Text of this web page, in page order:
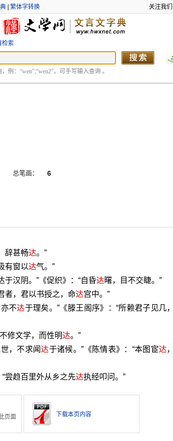
| 繁体字转换 关注我们
检索
例：“wen”;“wen2”。可手写输入查询 。
总笔画： 6
辞甚畅达。”
有窗以达气。”
于汉阴。”《促织》：“自昏达曙，目不交睫。”
者，君以书授之，命达宫中。”
不达于理矣。”《滕王阁序》：“所赖君子见几，
修文学，而性明达。”
，不求闻达于诸候。”《陈情表》：“本图宦达
尝趋百里外从乡之先达执经叩问。”
页面
下载本页内容